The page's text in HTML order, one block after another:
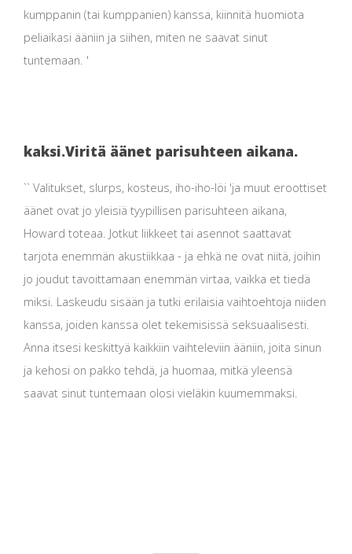
kumppanin (tai kumppanien) kanssa, kiinnitä huomiota
peliaikasi ääniin ja siihen, miten ne saavat sinut
tuntemaan. '
kaksi.Viritä äänet parisuhteen aikana.
`` Valitukset, slurps, kosteus, iho-iho-löi 'ja muut eroottiset
äänet ovat jo yleisiä tyypillisen parisuhteen aikana,
Howard toteaa. Jotkut liikkeet tai asennot saattavat
tarjota enemmän akustiikkaa - ja ehkä ne ovat niitä, joihin
jo joudut tavoittamaan enemmän virtaa, vaikka et tiedä
miksi. Laskeudu sisään ja tutki erilaisia ​​vaihtoehtoja niiden
kanssa, joiden kanssa olet tekemisissä seksuaalisesti.
Anna itsesi keskittyä kaikkiin vaihteleviin ääniin, joita sinun
ja kehosi on pakko tehdä, ja huomaa, mitkä yleensä
saavat sinut tuntemaan olosi vieläkin kuumemmaksi.